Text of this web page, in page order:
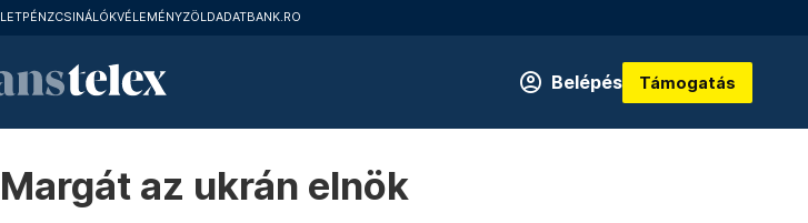
PÉNZCSINÁLÓKVÉLEMÉNYZÖLDADATBANK.RO
Belépés Támogatás
az ukrán elnök